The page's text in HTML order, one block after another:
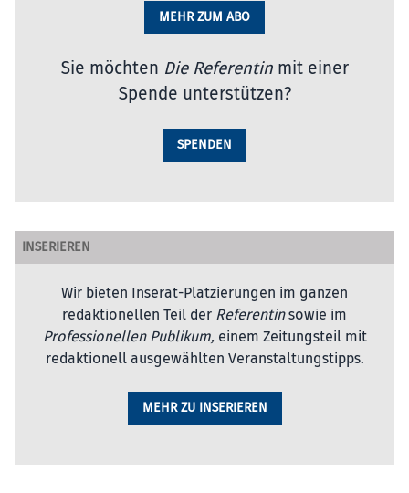
MEHR ZUM ABO
Sie möchten Die Referentinmit einer
Spende unterstützen?
SPENDEN
INSERIEREN
Wir bieten Inserat-Platzierungen im ganzen
redaktionellen Teil der Referentinsowie im
Professionellen Publikum, einem Zeitungsteil mit
redaktionell ausgewählten Veranstaltungstipps.
MEHR ZU INSERIEREN